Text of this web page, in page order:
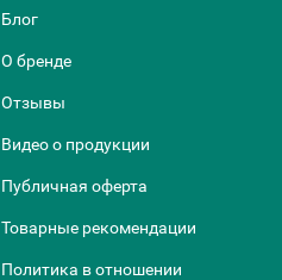
Блог
О бренде
Отзывы
Видео о продукции
Публичная оферта
Товарные рекомендации
Политика в отношении